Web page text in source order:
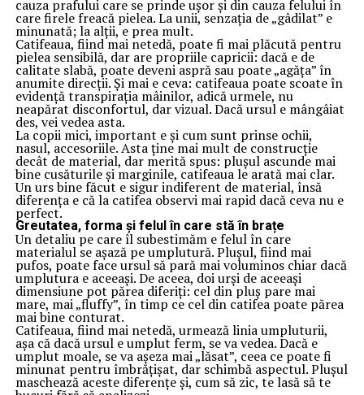
cauza prafului care se prinde ușor și din cauza felului în
care firele freacă pielea. La unii, senzația de „gâdilat” e
minunată; la alții, e prea mult.
Catifeaua, fiind mai netedă, poate fi mai plăcută pentru
pielea sensibilă, dar are propriile capricii: dacă e de
calitate slabă, poate deveni aspră sau poate „agăța” în
anumite direcții. Și mai e ceva: catifeaua poate scoate în
evidență transpirația mâinilor, adică urmele, nu
neapărat disconfortul, dar vizual. Dacă ursul e mângâiat
des, vei vedea asta.
La copii mici, important e și cum sunt prinse ochii,
nasul, accesoriile. Asta ține mai mult de construcție
decât de material, dar merită spus: plușul ascunde mai
bine cusăturile și marginile, catifeaua le arată mai clar.
Un urs bine făcut e sigur indiferent de material, însă
diferența e că la catifea observi mai rapid dacă ceva nu e
perfect.
Greutatea, forma și felul în care stă în brațe
Un detaliu pe care îl subestimăm e felul în care
materialul se așază pe umplutură. Plușul, fiind mai
pufos, poate face ursul să pară mai voluminos chiar dacă
umplutura e aceeași. De aceea, doi urși de aceeași
dimensiune pot părea diferiți: cel din pluș pare mai
mare, mai „fluffy”, în timp ce cel din catifea poate părea
mai bine conturat.
Catifeaua, fiind mai netedă, urmează linia umpluturii,
așa că dacă ursul e umplut ferm, se va vedea. Dacă e
umplut moale, se va așeza mai „lăsat”, ceea ce poate fi
minunat pentru îmbrățișat, dar schimbă aspectul. Plușul
maschează aceste diferențe și, cum să zic, te lasă să te